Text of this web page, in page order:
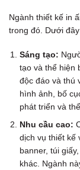
Ngành thiết kế in
trong đó. Dưới
Sáng tạo:
tạo và thể hiện
độc đáo và thú
hình ảnh, bố
phát triển và
Nhu cầu cao:
dịch vụ thiết kế
banner, túi
khác. Ngành